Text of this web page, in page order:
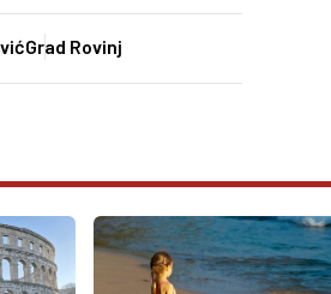
Grad Rovinj